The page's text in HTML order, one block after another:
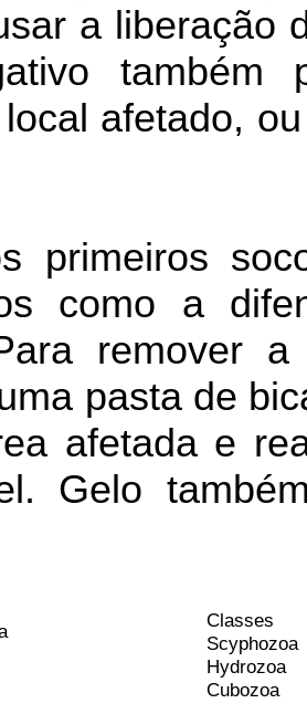
a liberação
afetado,
primeiros
como a
remover
pasta de
afetada e
Gelo
Classes
Scyphozoa
Hydrozoa
Cubozoa